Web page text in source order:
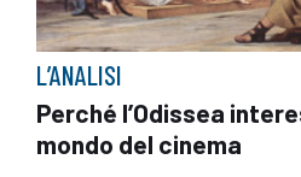
L’ANALISI
Perché l’Odissea
mondo del cinema